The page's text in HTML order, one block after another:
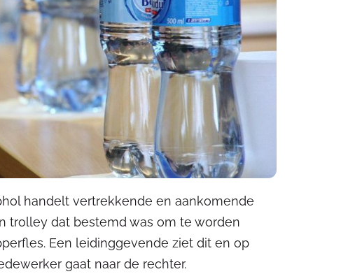
handelt vertrekkende en aankomende
trolley dat bestemd was om te worden
Een leidinggevende ziet dit en op
gaat naar de rechter.